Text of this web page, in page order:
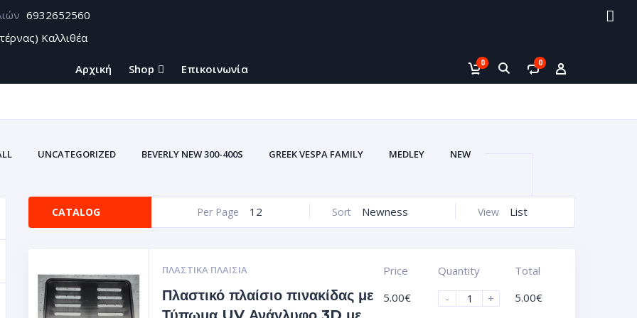
6932652560
Καλλιθέα
Αρχική Shop Επικοινωνία 0 0
UNCATEGORIZED BEVERLY NEW 300-400S GREEK VESPA FAMILY MEDLEY
NEW
ΕΤΙΚΈΤΕΣ ΤΑΙΝΊΕΣ ΓΙΑ ΖΆΝΤΕΣ ΣΜΆΛΤΟΥ(ΚΡΎΣΤΑΛΛΟΣ)
ΖΆΝΤΕΣ ΑΥΤΟΚΌΛΛΗΤΑ UV
CATALOG View List
Sort Newness
Per Page 12
ΠΛΑΣΤΙΚΆ ΠΛΑΊΣΙΑ
Πλαστικό πλαίσιο πινακίδας με
Price
5.00€
Quantity
-
+
Total
5.00€